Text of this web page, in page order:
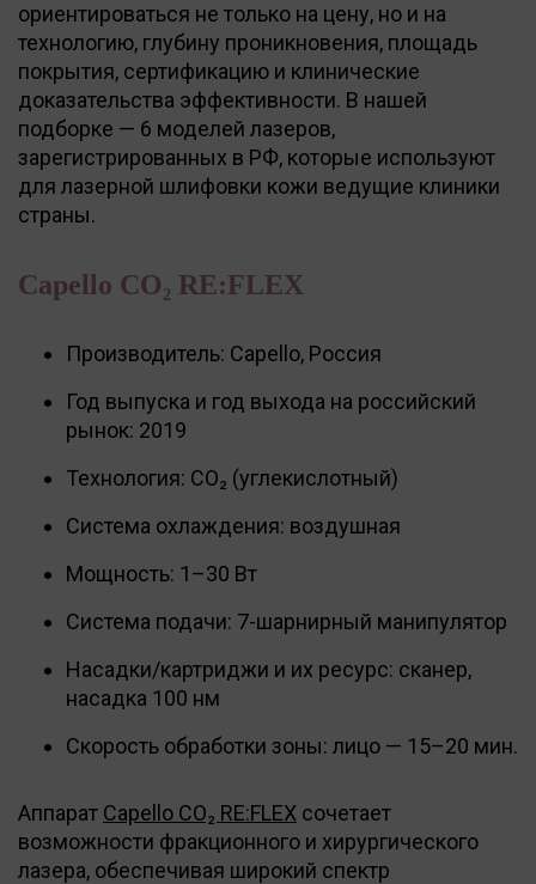
ориентироваться не только на цену, но и на
технологию, глубину проникновения, площадь
покрытия, сертификацию и клинические
доказательства эффективности. В нашей
подборке — 6 моделей лазеров,
зарегистрированных в РФ, которые используют
для лазерной шлифовки кожи ведущие клиники
страны.
Capello CO₂ RE:FLEX
Производитель: Capello, Россия
Год выпуска и год выхода на российский
рынок: 2019
Технология: CO₂ (углекислотный)
Система охлаждения: воздушная
Мощность: 1–30 Вт
Система подачи: 7-шарнирный манипулятор
Насадки/картриджи и их ресурс: сканер,
насадка 100 нм
Скорость обработки зоны: лицо — 15–20 мин.
Аппарат Capello CO₂ RE:FLEX сочетает
возможности фракционного и хирургического
лазера, обеспечивая широкий спектр